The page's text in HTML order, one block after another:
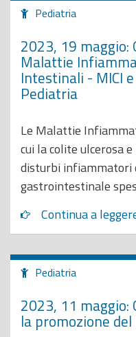
Pediatria
2023, 19 maggio:
Malattie
Intestinali - MICI
Pediatria
Le Malattie
cui la colite ulcerosa
disturbi infiammatori
gastrointestinale
Continua a
Pediatria
2023, 11 maggio:
la promozione